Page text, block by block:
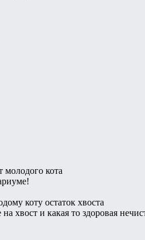
молодого кота
коту остаток хвоста
хвост и какая то здоровая